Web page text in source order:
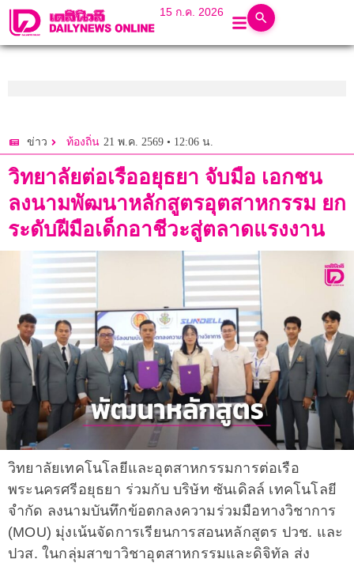
15 ก.ค. 2026
ข่าว ท้องถิ่น 21 พ.ค. 2569 • 12:06 น.
วิทยาลัยต่อเรืออยุธยา จับมือ เอกชน
ลงนามพัฒนาหลักสูตรอุตสาหกรรม ยก
ระดับฝีมือเด็กอาชีวะสู่ตลาดแรงงาน
วิทยาลัยเทคโนโลยีและอุตสาหกรรมการต่อเรือ
พระนครศรีอยุธยา ร่วมกับ บริษัท ซันเดิลล์ เทคโนโลยี
จำกัด ลงนามบันทึกข้อตกลงความร่วมมือทางวิชาการ
(MOU) มุ่งเน้นจัดการเรียนการสอนหลักสูตร ปวช. และ
ปวส. ในกลุ่มสาขาวิชาอุตสาหกรรมและดิจิทัล ส่ง